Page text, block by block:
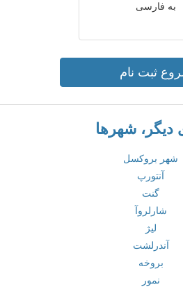
به فارسی
ثبت نام
دیگر، شهرها
شهر بروکسل
آنتورپ
گنت
شارلروآ
لیژ
آندرلشت
بروخه
نمور